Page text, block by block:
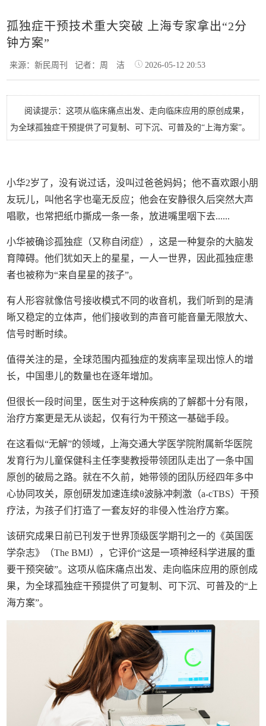
孤独症干预技术重大突破 上海专家拿出“2分
钟方案”
来源：新民周刊记者：周 洁 2026-05-12 20:53
阅读提示：这项从临床痛点出发、走向临床应用的原创成果，
为全球孤独症干预提供了可复制、可下沉、可普及的“上海方案”。
小华2岁了，没有说过话，没叫过爸爸妈妈；他不喜欢跟小朋
友玩儿，叫他名字也毫无反应；他会在安静很久后突然大声
唱歌，也常把纸巾撕成一条一条，放进嘴里咽下去......
小华被确诊孤独症（又称自闭症），这是一种复杂的大脑发
育障碍。他们犹如天上的星星，一人一世界，因此孤独症患
者也被称为“来自星星的孩子”。
有人形容就像信号接收模式不同的收音机，我们听到的是清
晰又稳定的立体声，他们接收到的声音可能音量无限放大、
信号时断时续。
值得关注的是，全球范围内孤独症的发病率呈现出惊人的增
长，中国患儿的数量也在逐年增加。
但很长一段时间里，医生对于这种疾病的了解都十分有限，
治疗方案更是无从谈起，仅有行为干预这一基础手段。
在这看似“无解”的领域，上海交通大学医学院附属新华医院
发育行为儿童保健科主任李斐教授带领团队走出了一条中国
原创的破局之路。就在不久前，她带领的团队历经四年多中
心协同攻关，原创研发加速连续θ波脉冲刺激（a-cTBS）干预
疗法，为孩子们打造了一套友好的非侵入性治疗方案。
该研究成果日前已刊发于世界顶级医学期刊之一的《英国医
学杂志》（The BMJ），它评价“这是一项神经科学进展的重
要干预突破”。这项从临床痛点出发、走向临床应用的原创成
果，为全球孤独症干预提供了可复制、可下沉、可普及的“上
海方案”。